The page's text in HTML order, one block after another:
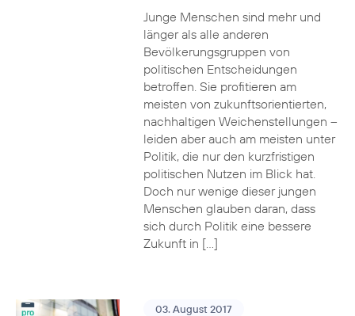
Junge Menschen sind mehr und
länger als alle anderen
Bevölkerungsgruppen von
politischen Entscheidungen
betroffen. Sie profitieren am
meisten von zukunftsorientierten,
nachhaltigen Weichenstellungen –
leiden aber auch am meisten unter
Politik, die nur den kurzfristigen
politischen Nutzen im Blick hat.
Doch nur wenige dieser jungen
Menschen glauben daran, dass
sich durch Politik eine bessere
Zukunft in […]
03. August 2017